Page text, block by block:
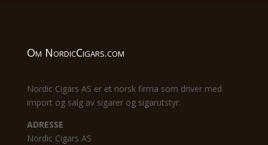
Om NordicCigars.com
Nordic Cigars AS er et norsk firma som driver med
import og salg av sigarer og sigarutstyr.
ADRESSE
Nordic Cigars AS